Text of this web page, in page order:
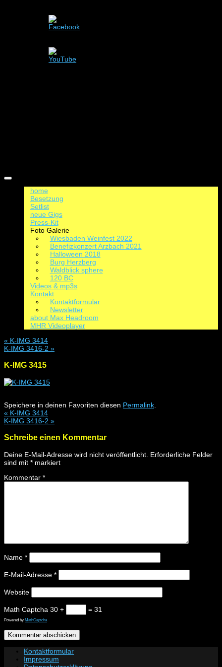
Zum
home
Besetzung
Setlist
neue Gigs
Press-Kit
Foto Galerie
Wiesbaden Weinfest 2022
Benefizkonzert Arzbach 2021
Halloween 2018
Burg Herzberg
Waldblick sphere
120 BC
Videos & mp3s
Kontakt
Kontaktformular
Newsletter
about Max Headroom
MHR Videoplayer
« K-IMG 3414
K-IMG 3416-2 »
K-IMG 3415
Speichere in deinen Favoriten diesen Permalink
« K-IMG 3414
K-IMG 3416-2 »
Schreibe einen Kommentar
Deine E-Mail-Adresse wird nicht veröffentlicht. Erforderliche Felder
sind mit * markiert
Kommentar *
Name *
E-Mail-Adresse *
Website
Math Captcha 30 + = 31
Powered by MathCaptcha
Kontaktformular
Impressum